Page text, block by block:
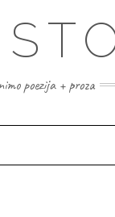
poezija + proza